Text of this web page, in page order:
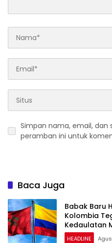
Simpan nama, email, dan
peramban ini untuk
Baca Juga
Babak Baru
Kolombia
Kedaulatan
HEADLINE